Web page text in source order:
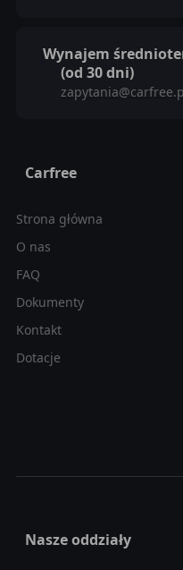
Wynajem
(od 30 dni)
Carfree
Strona główna
O nas
FAQ
Dokumenty
Kontakt
Dotacje
Nasze oddziały